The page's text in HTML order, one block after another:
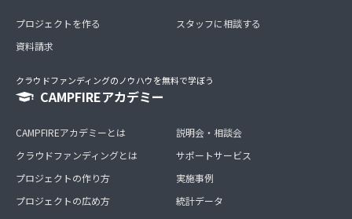
プロジェクトを作る
資料請求
スタッフに相談する
クラウドファンディングのノウハウを無料で学ぼう
CAMPFIREアカデミー
CAMPFIREアカデミーとは
クラウドファンディングとは
プロジェクトの作り方
プロジェクトの広め方
説明会・相談会
サポートサービス
実施事例
統計データ